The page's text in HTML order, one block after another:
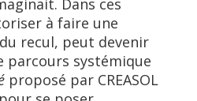
à faire une
recul, peut devenir
parcours systémique
proposé par CREASOL